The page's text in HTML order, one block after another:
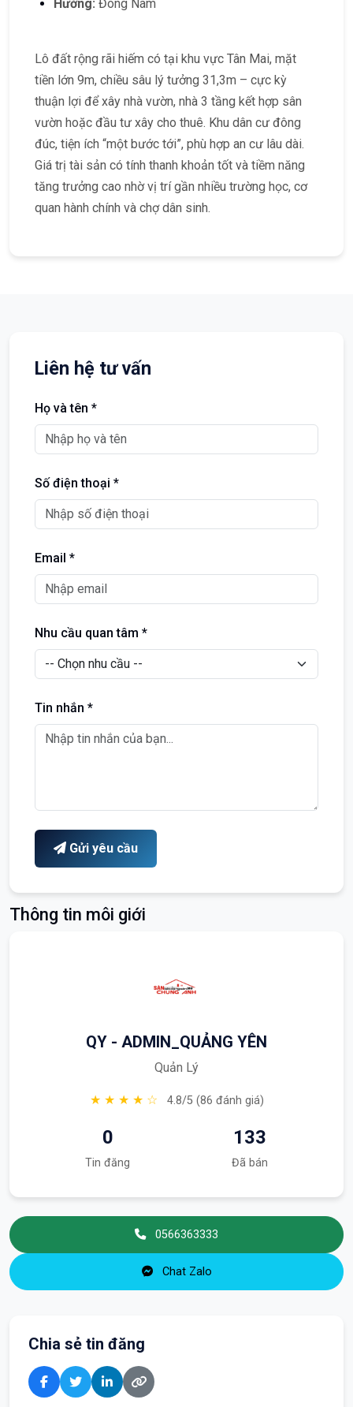
Hướng: Đông Nam
Lô đất rộng rãi hiếm có tại khu vực Tân Mai, mặt
tiền lớn 9m, chiều sâu lý tưởng 31,3m – cực kỳ
thuận lợi để xây nhà vườn, nhà 3 tầng kết hợp sân
vườn hoặc đầu tư xây cho thuê. Khu dân cư đông
đúc, tiện ích “một bước tới”, phù hợp an cư lâu dài.
Giá trị tài sản có tính thanh khoản tốt và tiềm năng
tăng trưởng cao nhờ vị trí gần nhiều trường học, cơ
quan hành chính và chợ dân sinh.
Liên hệ tư vấn
Họ và tên *
Số điện thoại *
Email *
Nhu cầu quan tâm *
Tin nhắn *
Gửi yêu cầu
Thông tin môi giới
QY - ADMIN_QUẢNG YÊN
Quản Lý
★ ★ ★ ★ ☆ 4.8/5 (86 đánh giá)
0
Tin đăng
133
Đã bán
0566363333
Chat Zalo
Chia sẻ tin đăng